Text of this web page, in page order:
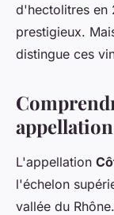
d'hectolitres en
prestigieux.
distingue ces
L'appellation
l'échelon
vallée du